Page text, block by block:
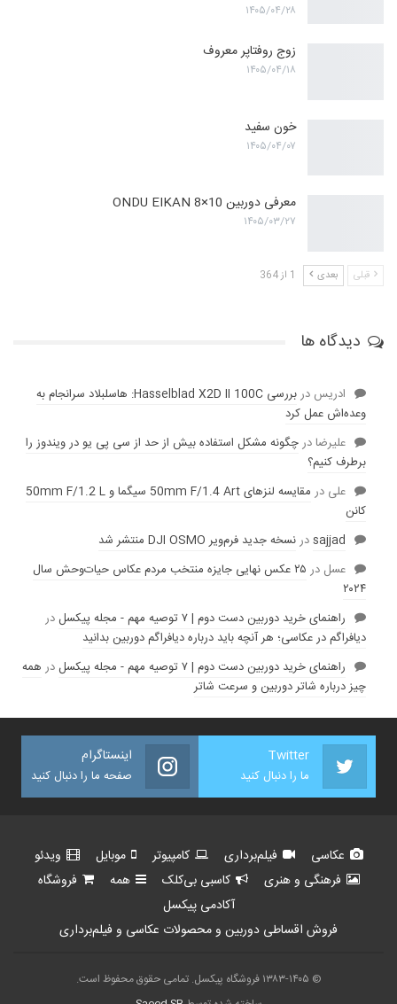
۱۴۰۵/۰۴/۲۸
زوج روفتاپر معروف
۱۴۰۵/۰۴/۱۸
خون سفید
۱۴۰۵/۰۴/۰۷
معرفی دوربین ONDU EIKAN 8×10
۱۴۰۵/۰۳/۲۷
قبلی بعدی 1 از 364
دیدگاه ها
ادریس در
بررسی Hasselblad X2D II 100C: هاسلبلاد سرانجام به
وعده‌‌اش عمل کرد
عليرضادرچگونه مشکل استفاده بیش از حد از سی پی یو در ویندوز را
برطرف کنیم؟
علی در
مقایسه لنز‌های 50mm F/1.4 Art سیگما و 50mm F/1.2 L
کانن
sajjadدرنسخه جدید فرم‌ویر DJI OSMO منتشر شد
عسل در
۲۵ عکس نهایی جایزه منتخب مردم عکاس حیات‌وحش سال
۲۰۲۴
راهنمای خرید دوربین دست دوم | ۷ توصیه مهم - مجله پیکسل
در
دیافراگم در عکاسی؛ هر آنچه باید درباره دیافراگم دوربین بدانید
راهنمای خرید دوربین دست دوم | ۷ توصیه مهم - مجله پیکسل
در همه
چیز درباره شاتر دوربین و سرعت شاتر
Twitter
ما را دنبال کنید
اینستاگرام
صفحه ما را دنبال کنید
عکاسی فیلم‌برداری کامپیوتر موبایل
ویدئو
فرهنگی و هنری
کاسبی بی‌کلک همه
فروشگاه
آکادمی پیکسل
فروش اقساطی دوربین و محصولات عکاسی و فیلم‌برداری
© ۱۳۸۳-۱۴۰۵ فروشگاه پیکسل. تمامی حقوق محفوظ است.